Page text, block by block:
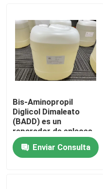
Hogar
Productos
Bis-Aminopropil
Diglicol Dimaleato
(BADD) es un
reparador de enlaces
capilares que restaura
la fuerza y la
integridad de los
Enviar Consulta